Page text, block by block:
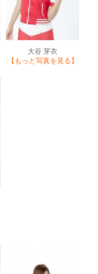
大谷 芽衣
【もっと写真を見る】